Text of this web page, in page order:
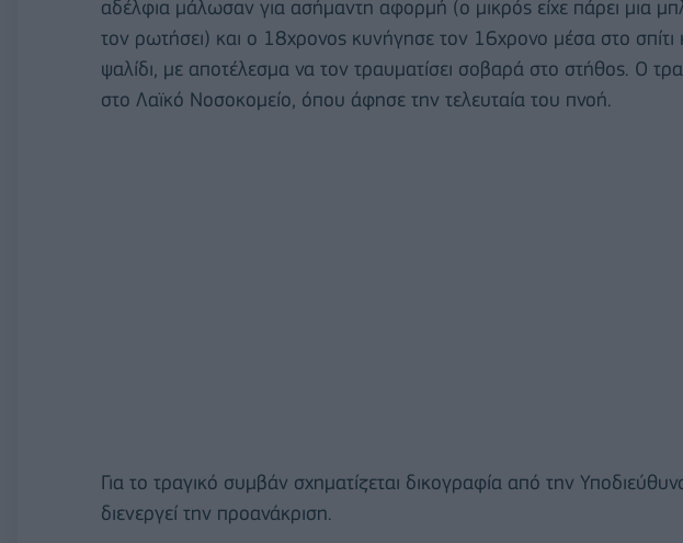
αδέλφια μάλωσαν για ασήμαντη αφορμή (ο μικρός είχε πάρει μια
τον ρωτήσει) και ο 18χρονος κυνήγησε τον 16χρονο μέσα στο
ψαλίδι, με αποτέλεσμα να τον τραυματίσει σοβαρά στο στήθος. Ο
στο Λαϊκό Νοσοκομείο, όπου άφησε την τελευταία του πνοή.
Για το τραγικό συμβάν σχηματίζεται δικογραφία από την
διενεργεί την προανάκριση.